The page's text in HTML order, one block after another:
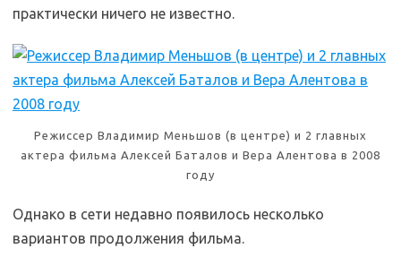
практически ничего не известно.
Режиссер Владимир Меньшов (в центре) и 2 главных
актера фильма Алексей Баталов и Вера Алентова в 2008
году
Однако в сети недавно появилось несколько
вариантов продолжения фильма.